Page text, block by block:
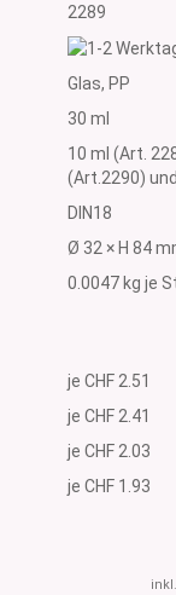
2289
Glas, PP
30 ml
10 ml (Art.
(Art.2290)
DIN18
Ø 32 × H 84
0.0047 kg je
je CHF 2.51
je CHF 2.41
je CHF 2.03
je CHF 1.93